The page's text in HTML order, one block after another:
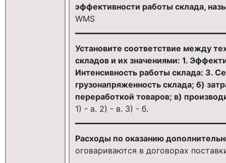
эффективности работы склада,
WМS
Установите соответствие между
складов и их значениями: 1.
Интенсивность работы склада: 3.
грузонапряженность склада; б)
переработкой товаров; в)
1) - а. 2) - в. 3) - б.
Расходы по оказанию
оговариваются в договорах